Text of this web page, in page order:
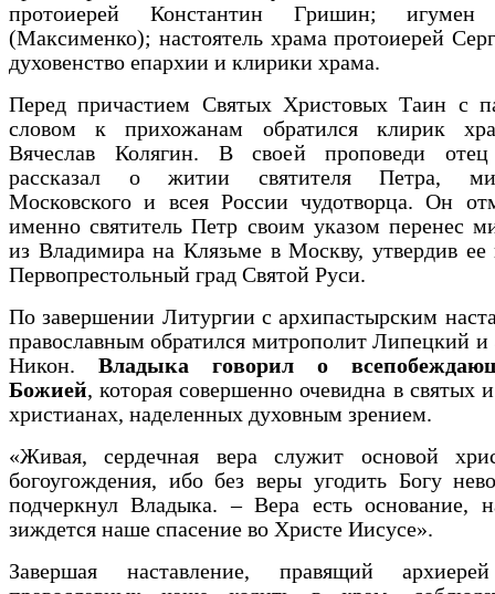
протоиерей Константин Гришин; игумен
(Максименко); настоятель храма протоиерей
духовенство епархии и клирики храма.
Перед причастием Святых Христовых Таин с
словом к прихожанам обратился клирик
Вячеслав Колягин. В своей проповеди отец
рассказал о житии святителя Петра,
Московского и всея России чудотворца. Он
именно святитель Петр своим указом перенес
из Владимира на Клязьме в Москву, утвердив
Первопрестольный град Святой Руси.
По завершении Литургии с архипастырским
православным обратился митрополит Липецкий и
Никон. Владыка говорил о
Божией, которая совершенно очевидна в святых
христианах, наделенных духовным зрением.
«Живая, сердечная вера служит основой
богоугождения, ибо без веры угодить Богу
подчеркнул Владыка. – Вера есть основание,
зиждется наше спасение во Христе Иисусе».
Завершая наставление, правящий